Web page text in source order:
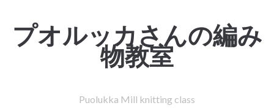
プオルッカさんの編み
物教室
Puolukka Mill knitting class